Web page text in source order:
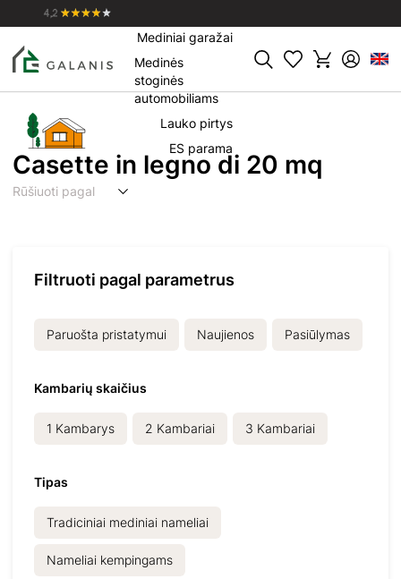
Paieška
Mediniai garažai
Medinės
stoginės
automobiliams
Lauko pirtys
ES parama
Casette in legno di 20 mq
Rūšiuoti pagal
Filtruoti pagal parametrus
Paruošta pristatymui Naujienos Pasiūlymas
Kambarių skaičius
1 Kambarys 2 Kambariai 3 Kambariai
Tipas
Tradiciniai mediniai nameliai
Nameliai kempingams